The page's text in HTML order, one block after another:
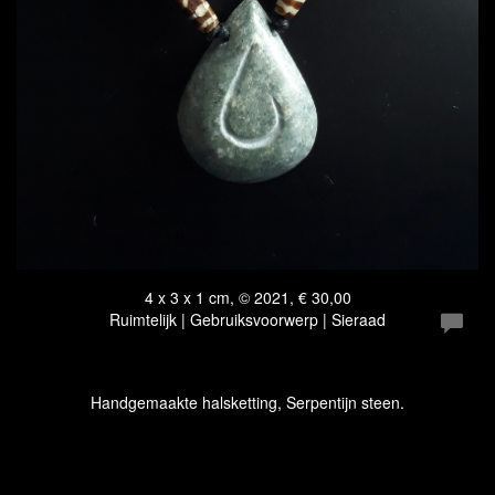
4 x 3 x 1 cm, © 2021, € 30,00
Ruimtelijk | Gebruiksvoorwerp | Sieraad
Handgemaakte halsketting, Serpentijn steen.